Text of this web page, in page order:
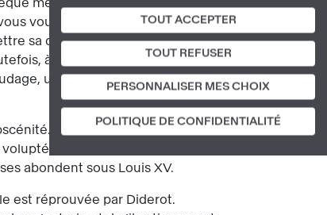
TOUT ACCEPTER
TOUT REFUSER
PERSONNALISER MES CHOIX
POLITIQUE DE CONFIDENTIALITÉ
mettrait en branle. Vous me
voulez égayer davantage
sa carrière en danger. Il le
à 54 ans, il ne ressemble
un sujet frivole courant dans
Alors que seuleune
et plaisir. C’est le cas chez
abondent sous Louis XV.
est réprouvée par Diderot.